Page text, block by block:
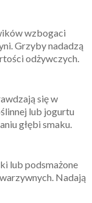
wzbogaci
Grzyby nadadzą
odżywczych.
się w
lub jogurtu
głębi smaku.
lub podsmażone
Nadają